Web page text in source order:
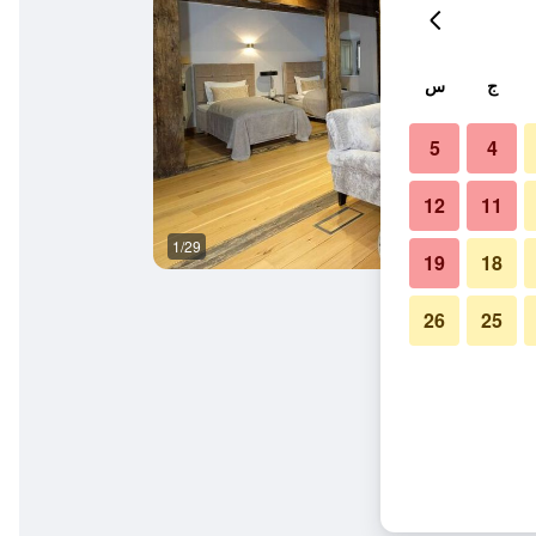
1/29
ج س
4
5
11
12
18
19
25
26